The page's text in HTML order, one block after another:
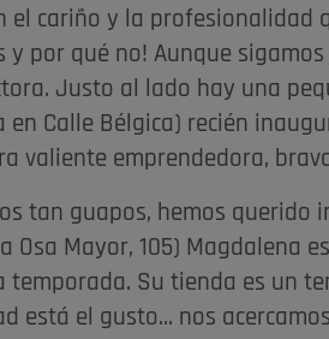
el cariño y la profesionalidad
por qué no! Aunque
Justo al lado hay una
en Calle Bélgica) recién
valiente emprendedora,
tan guapos, hemos querido
Osa Mayor, 105) Magdalena
temporada. Su tienda es un
está el gusto... nos